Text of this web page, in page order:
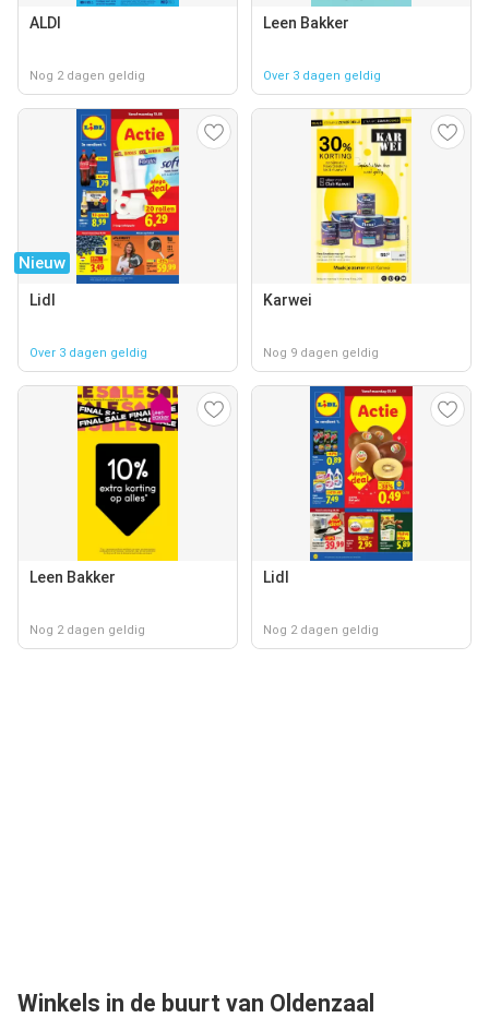
ALDI
Nog 2 dagen geldig
Leen Bakker
Over 3 dagen geldig
Nieuw
Lidl
Over 3 dagen geldig
Karwei
Nog 9 dagen geldig
Leen Bakker
Nog 2 dagen geldig
Lidl
Nog 2 dagen geldig
Winkels in de buurt van Oldenzaal